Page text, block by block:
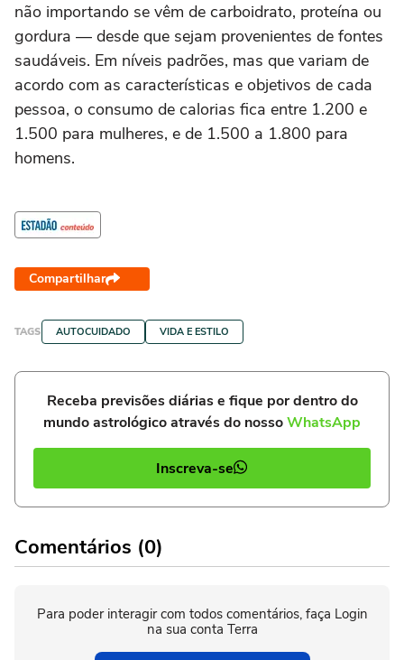
não importando se vêm de carboidrato, proteína ou
gordura — desde que sejam provenientes de fontes
saudáveis. Em níveis padrões, mas que variam de
acordo com as características e objetivos de cada
pessoa, o consumo de calorias fica entre 1.200 e
1.500 para mulheres, e de 1.500 a 1.800 para
homens.
Compartilhar
TAGS AUTOCUIDADO VIDA E ESTILO
Receba previsões diárias e fique por dentro do
mundo astrológico através do nossoWhatsApp
Inscreva-se
Comentários (0)
Para poder interagir com todos comentários, faça Login
na sua conta Terra